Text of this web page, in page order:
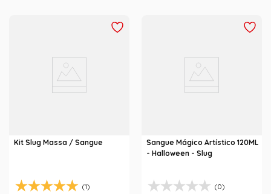
Kit Slug Massa / Sangue
(1)
Sangue Mágico Artístico 120ML
- Halloween - Slug
(0)